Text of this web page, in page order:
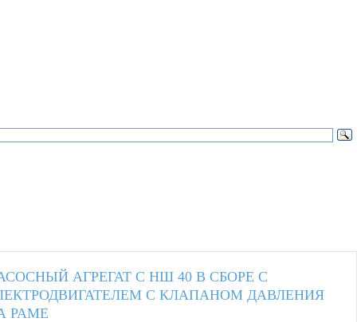
АГРЕГАТ С НШ 40 В СБОРЕ С
С КЛАПАНОМ ДАВЛЕНИЯ
РАМЕ